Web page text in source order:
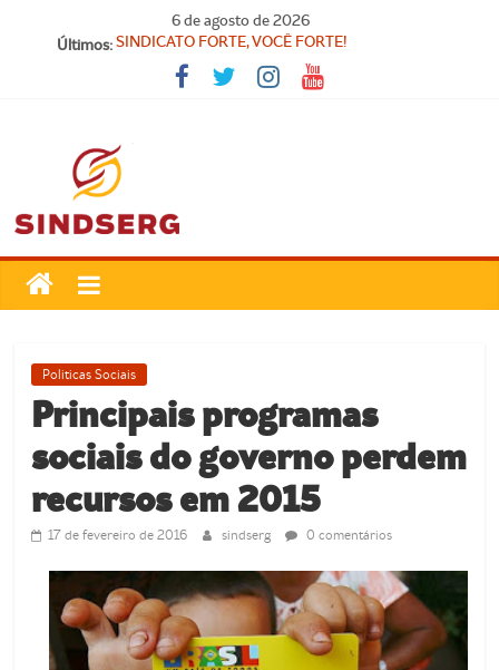
6 de agosto de 2026
Últimos: SINDICATO FORTE, VOCÊ FORTE!
FELIZ DIA DA PROCLAMAÇÃO DA REPÚBLICA!
Parabéns, Convocados!
Carteira Nacional do Professor
SindSerg
Guamaré
Sindicato
dos
Servidores
Públicos
Municipais
de
Guamaré
Politicas Sociais
Principais programas
sociais do governo perdem
recursos em 2015
17 de fevereiro de 2016 sindserg 0 comentários